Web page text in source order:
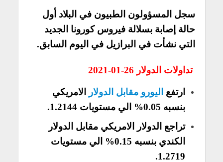
سجل المسؤولون الطبيون في البلاد أول
حالة إصابة بسلالة فيروس كورونا الجديد
التي نشأت في البرازيل في اليوم السابق.
تداولات الدولار 26-01-2021
ارتفع اليورو مقابل الدولار
الامريكي
بنسبه 0.05% الي مستويات 1.2144.
تراجع الدولار الامريكي مقابل الدولار
الكندي بنسبه 0.15% الي مستويات
1.2719.